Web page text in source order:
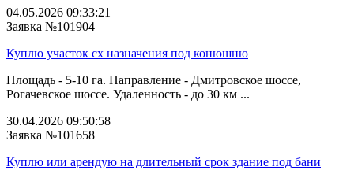
04.05.2026 09:33:21
Заявка №101904
Куплю участок сх назначения под конюшню
Площадь - 5-10 га. Направление - Дмитровское шоссе,
Рогачевское шоссе. Удаленность - до 30 км ...
30.04.2026 09:50:58
Заявка №101658
Куплю или арендую на длительный срок здание под бани